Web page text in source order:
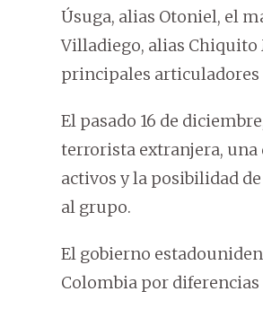
Úsuga, alias Otoniel, el
Villadiego, alias Chiquito
principales
El pasado 16 de
terrorista extranjera, una
activos y la posibilidad
al grupo.
El gobierno
Colombia por